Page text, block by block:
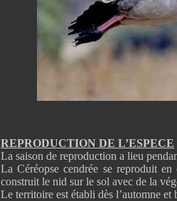
REPRODUCTION DE L’ESPECE
La saison de reproduction a lieu
La Céréopse cendrée se reproduit
construit le nid sur le sol avec de la
Le territoire est établi dès l’automne